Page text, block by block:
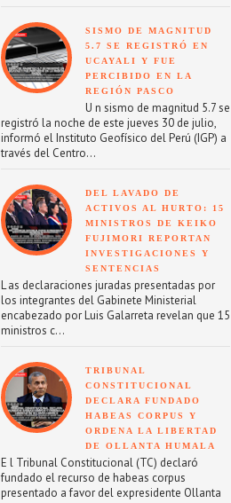
SISMO DE MAGNITUD
5.7 SE REGISTRÓ EN
UCAYALI Y FUE
PERCIBIDO EN LA
REGIÓN PASCO
U n sismo de magnitud 5.7 se
registró la noche de este jueves 30 de julio,
informó el Instituto Geofísico del Perú (IGP) a
través del Centro...
DEL LAVADO DE
ACTIVOS AL HURTO: 15
MINISTROS DE KEIKO
FUJIMORI REPORTAN
INVESTIGACIONES Y
SENTENCIAS
L as declaraciones juradas presentadas por
los integrantes del Gabinete Ministerial
encabezado por Luis Galarreta revelan que 15
ministros c...
TRIBUNAL
CONSTITUCIONAL
DECLARA FUNDADO
HABEAS CORPUS Y
ORDENA LA LIBERTAD
DE OLLANTA HUMALA
E l Tribunal Constitucional (TC) declaró
fundado el recurso de habeas corpus
presentado a favor del expresidente Ollanta